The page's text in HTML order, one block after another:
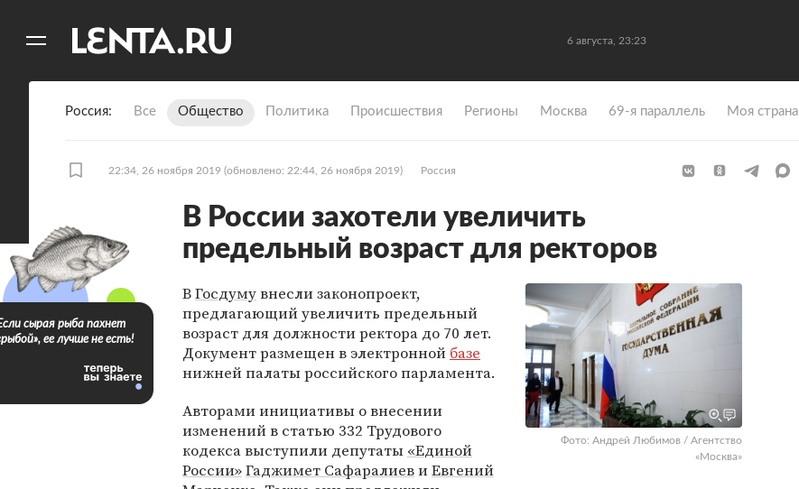
6 августа, 23:23
Россия Все Общество Политика Происшествия Регионы Москва 69-я параллель Моя страна
22:34, 26 ноября 2019 (обновлено: 22:44, 26 ноября 2019) Россия
В России захотели увеличить
предельный возраст для ректоров
Фото: Андрей Любимов / Агентство
«Москва»
ВГосдумувнесли законопроект,
предлагающий увеличить предельный
возраст для должности ректора до 70 лет.
Документ размещен в электронной базе
нижней палаты российского парламента.
Авторами инициативы о внесении
изменений в статью 332 Трудового
кодекса выступили депутаты «Единой
России»Гаджимет СафаралиевиЕвгений
сырая рыба пахнет
ее лучше не есть!